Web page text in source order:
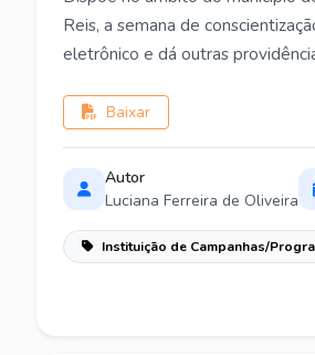
Reis, a semana de
eletrônico e dá outras
Baixar
Autor
Luciana Ferreira de Oliveira
Instituição de Campanhas/